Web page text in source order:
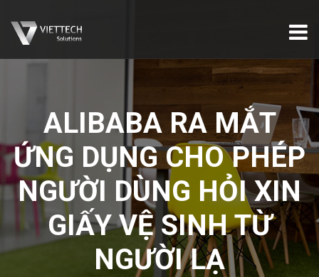
ALIBABA RA MẮT
ỨNG DỤNG CHO PHÉP
NGƯỜI DÙNG HỎI XIN
GIẤY VỆ SINH TỪ
NGƯỜI LẠ